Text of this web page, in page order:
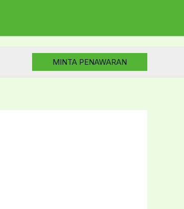
MINTA PENAWARAN